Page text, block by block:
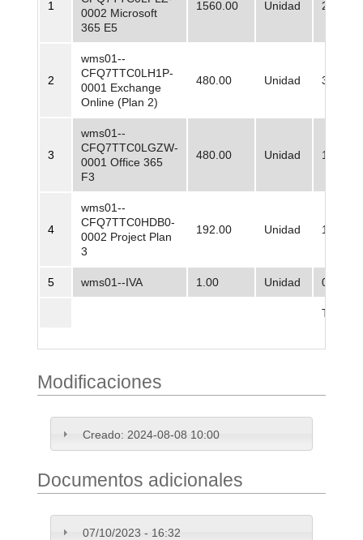
1
0002 Microsoft
365 E5
1560.00 Unidad
2
wms01--
CFQ7TTC0LH1P-
0001 Exchange
Online (Plan 2)
480.00 Unidad
3
wms01--
CFQ7TTC0LGZW-
0001 Office 365
F3
480.00 Unidad
4
wms01--
CFQ7TTC0HDB0-
0002 Project Plan
3
192.00 Unidad
5 wms01--IVA 1.00 Unidad 0,00
Total
Modificaciones
Creado: 2024-08-08 10:00
Documentos adicionales
07/10/2023 - 16:32